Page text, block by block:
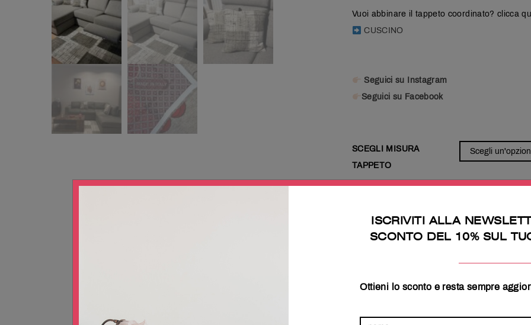
Vuoi abbinare il tappeto coordinato? clicca
CUSCINO
Seguici su Instagram
Seguici su Facebook
SCEGLI MISURA
TAPPETO
AGGIUNGI AL
ISCRIVITI ALLA
SCONTO DEL 10% SUL
Ottieni lo sconto e resta sempre